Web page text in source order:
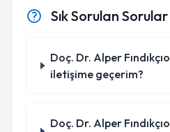
Sık Sorulan Sorular
Doç. Dr. Alper
iletişime geçerim?
Doç. Dr. Alper